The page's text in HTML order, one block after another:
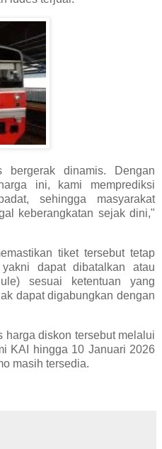
dinamis. Dengan
ini, kami memprediksi
sehingga masyarakat
keberangkatan sejak dini,"
tiket tersebut tetap
dapat dibatalkan atau
sesuai ketentuan yang
dapat digabungkan dengan
harga diskon tersebut melalui
KAI hingga 10 Januari 2026
masih tersedia.